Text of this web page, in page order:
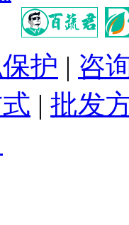
护 | 咨
| 批发